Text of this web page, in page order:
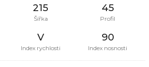
215
Šířka
45
Profil
V
Index rychlosti
90
Index nosnosti